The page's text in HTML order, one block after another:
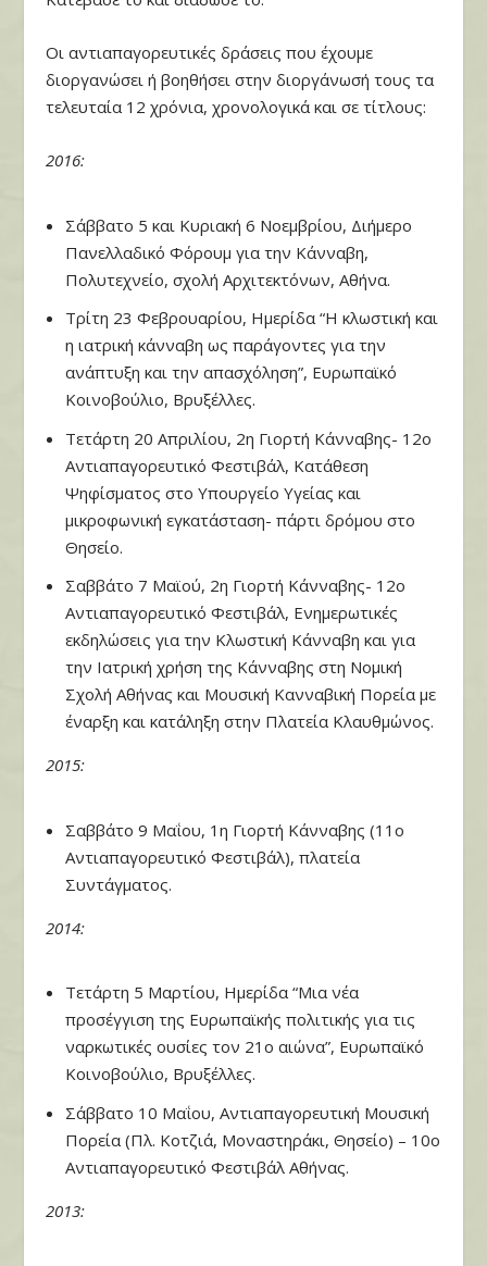
Οι αντιαπαγορευτικές δράσεις που έχουμε
διοργανώσει ή βοηθήσει στην διοργάνωσή τους τα
τελευταία 12 χρόνια, χρονολογικά και σε τίτλους:
2016:
Σάββατο 5 και Κυριακή 6 Νοεμβρίου, Διήμερο
Πανελλαδικό Φόρουμ για την Κάνναβη,
Πολυτεχνείο, σχολή Αρχιτεκτόνων, Αθήνα.
Τρίτη 23 Φεβρουαρίου, Ημερίδα “Η κλωστική και
η ιατρική κάνναβη ως παράγοντες για την
ανάπτυξη και την απασχόληση”, Ευρωπαϊκό
Κοινοβούλιο, Βρυξέλλες.
Τετάρτη 20 Απριλίου, 2η Γιορτή Κάνναβης- 12ο
Αντιαπαγορευτικό Φεστιβάλ, Κατάθεση
Ψηφίσματος στο Υπουργείο Υγείας και
μικροφωνική εγκατάσταση- πάρτι δρόμου στο
Θησείο.
Σαββάτο 7 Μαϊού, 2η Γιορτή Κάνναβης- 12ο
Αντιαπαγορευτικό Φεστιβάλ, Ενημερωτικές
εκδηλώσεις για την Κλωστική Κάνναβη και για
την Ιατρική χρήση της Κάνναβης στη Νομική
Σχολή Αθήνας και Μουσική Κανναβική Πορεία με
έναρξη και κατάληξη στην Πλατεία Κλαυθμώνος.
2015:
Σαββάτο 9 Μαΐου, 1η Γιορτή Κάνναβης (11ο
Αντιαπαγορευτικό Φεστιβάλ), πλατεία
Συντάγματος.
2014:
Τετάρτη 5 Μαρτίου, Ημερίδα “Μια νέα
προσέγγιση της Ευρωπαϊκής πολιτικής για τις
ναρκωτικές ουσίες τον 21ο αιώνα”, Ευρωπαϊκό
Κοινοβούλιο, Βρυξέλλες.
Σάββατο 10 Μαΐου, Αντιαπαγορευτική Μουσική
Πορεία (Πλ. Κοτζιά, Μοναστηράκι, Θησείο) – 10ο
Αντιαπαγορευτικό Φεστιβάλ Αθήνας.
2013: